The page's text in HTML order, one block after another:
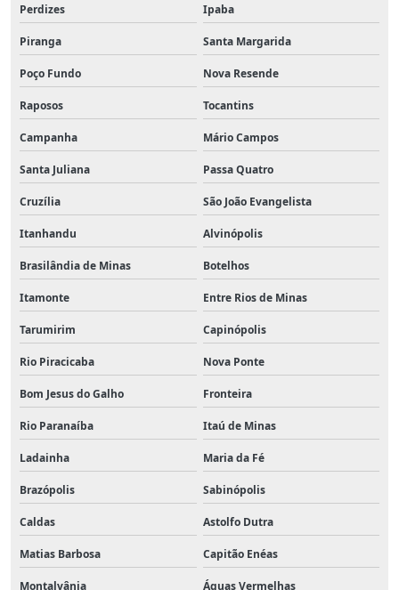
Perdizes Ipaba
Piranga Santa Margarida
Poço Fundo Nova Resende
Raposos Tocantins
Campanha Mário Campos
Santa Juliana Passa Quatro
Cruzília São João Evangelista
Itanhandu Alvinópolis
Brasilândia de Minas Botelhos
Itamonte Entre Rios de Minas
Tarumirim Capinópolis
Rio Piracicaba Nova Ponte
Bom Jesus do Galho Fronteira
Rio Paranaíba Itaú de Minas
Ladainha Maria da Fé
Brazópolis Sabinópolis
Caldas Astolfo Dutra
Matias Barbosa Capitão Enéas
Montalvânia Águas Vermelhas